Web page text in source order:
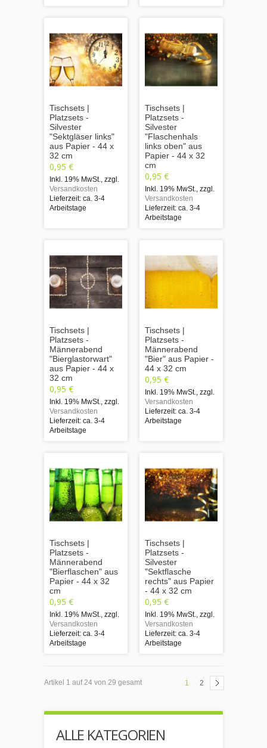
Tischsets |
Platzsets -
Silvester
"Sektgläser links"
aus Papier - 44 x
32 cm
0,95 €
Inkl. 19% MwSt. zzgl.
Versandkosten
Lieferzeit: ca. 3-4
Arbeitstage
Tischsets |
Platzsets -
Silvester
"Flaschenhals
links oben" aus
Papier - 44 x 32
cm
0,95 €
Inkl. 19% MwSt. zzgl.
Versandkosten
Lieferzeit: ca. 3-4
Arbeitstage
Tischsets |
Platzsets -
Männerabend
"Bierglastorwart"
aus Papier - 44 x
32 cm
0,95 €
Inkl. 19% MwSt. zzgl.
Versandkosten
Lieferzeit: ca. 3-4
Arbeitstage
Tischsets |
Platzsets -
Männerabend
"Bier" aus Papier -
44 x 32 cm
0,95 €
Inkl. 19% MwSt. zzgl.
Versandkosten
Lieferzeit: ca. 3-4
Arbeitstage
Tischsets |
Platzsets -
Männerabend
"Bierflaschen" aus
Papier - 44 x 32
cm
0,95 €
Inkl. 19% MwSt. zzgl.
Versandkosten
Lieferzeit: ca. 3-4
Arbeitstage
Tischsets |
Platzsets -
Silvester
"Sektflasche
rechts" aus Papier
- 44 x 32 cm
0,95 €
Inkl. 19% MwSt. zzgl.
Versandkosten
Lieferzeit: ca. 3-4
Arbeitstage
Artikel 1 auf 24 von 29 gesamt 1 2
ALLE KATEGORIEN